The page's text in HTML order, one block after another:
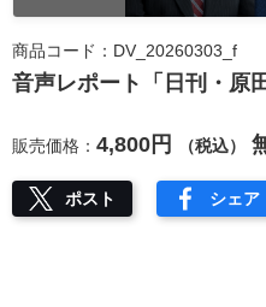
商品コード：DV_20260303_f
音声レポート「日刊・原
販売価格： 4,800円 （税込）
ポスト シェア